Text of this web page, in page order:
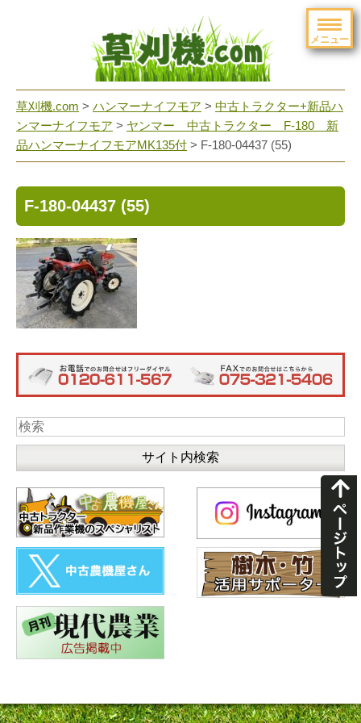
メニュー
草刈機.com > ハンマーナイフモア > 中古トラクター+新品ハ
ンマーナイフモア > ヤンマー 中古トラクター F-180 新
品ハンマーナイフモアMK135付 > F-180-04437 (55)
F-180-04437 (55)